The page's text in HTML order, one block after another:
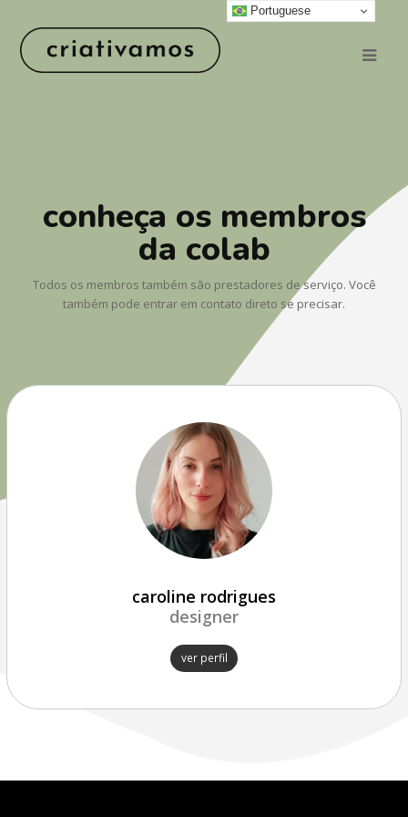
conheça os membros
da colab
Todos os membros também são prestadores de serviço. Você
também pode entrar em contato direto se precisar.
caroline rodrigues
designer
ver perfil
Portuguese